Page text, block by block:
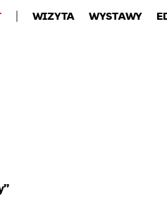
WIZYTA WYSTAWY